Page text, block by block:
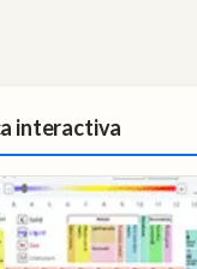
interactiva